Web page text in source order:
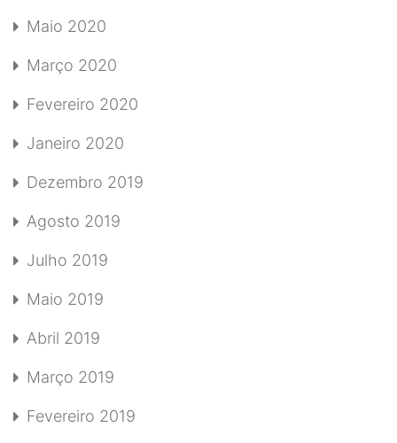
Maio 2020
Março 2020
Fevereiro 2020
Janeiro 2020
Dezembro 2019
Agosto 2019
Julho 2019
Maio 2019
Abril 2019
Março 2019
Fevereiro 2019